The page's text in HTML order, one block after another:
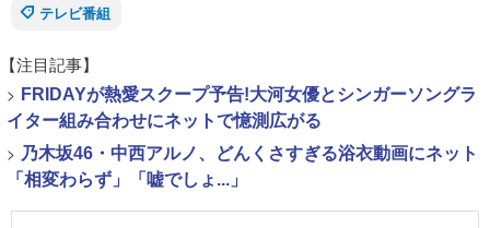
テレビ番組
【注目記事】
> FRIDAYが熱愛スクープ予告!大河女優とシンガーソングラ
イター組み合わせにネットで憶測広がる
> 乃木坂46・中西アルノ、どんくさすぎる浴衣動画にネット
「相変わらず」「嘘でしょ...」